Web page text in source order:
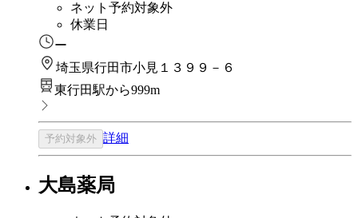
ネット予約対象外
休業日
ー
埼玉県行田市小見１３９９－６
東行田駅から999m
予約対象外 詳細
大島薬局